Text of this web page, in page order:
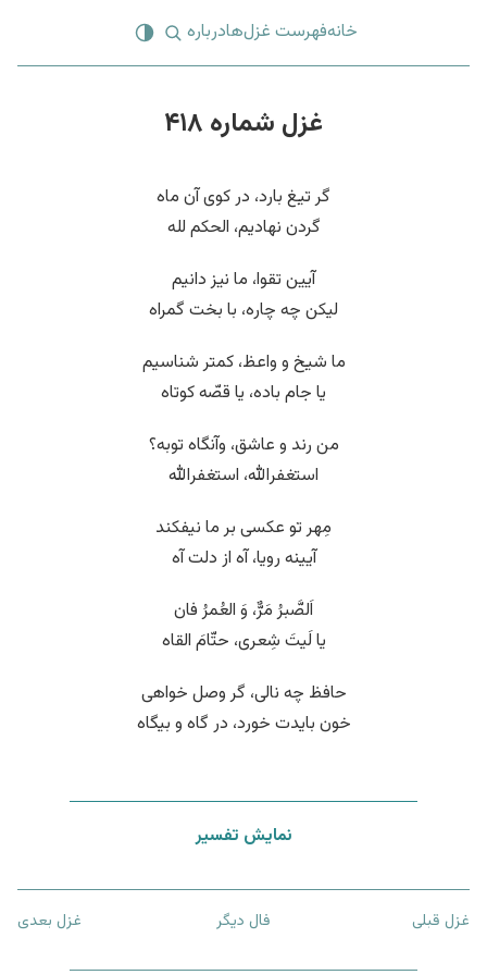
خانهفهرست غزل‌هادرباره
غزل شماره ۴۱۸
گر تیغ بارد، در کوی آن ماه
گردن نهادیم، الحکم لله
آیین تقوا، ما نیز دانیم
لیکن چه چاره، با بخت گمراه
ما شیخ و واعظ، کمتر شناسیم
یا جام باده، یا قصّه کوتاه
من رند و عاشق، وآنگاه توبه؟
استغفرالله، استغفرالله
مِهر تو عکسی بر ما نیفکند
آیینه رویا، آه از دلت آه
اَلصَّبرُ مَرٌّ، وَ العُمرُ فان
یا لَیتَ شِعری، حتّامَ القاه
حافظ چه نالی، گر وصل خواهی
خون بایدت خورد، در گاه و بیگاه
نمایش تفسیر
غزل قبلی فال دیگر غزل بعدی